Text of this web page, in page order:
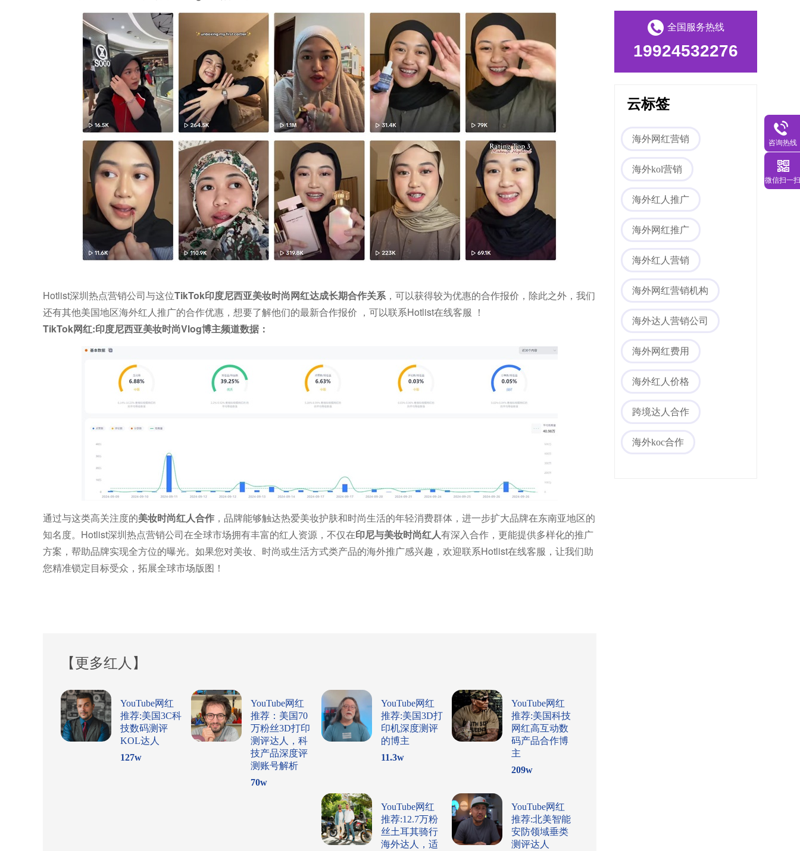
Hotlist深圳热点营销公司与这位TikTok印度尼西亚美妆时尚网红达成长期合作关系，可以获得较为优惠的合作报价，除此之外，我们
还有其他美国地区海外红人推广的合作优惠，想要了解他们的最新合作报价 ，可以联系Hotlist在线客服 ！
TikTok网红:印度尼西亚美妆时尚Vlog博主频道数据：
通过与这类高关注度的美妆时尚红人合作 ，品牌能够触达热爱美妆护肤和时尚生活的年轻消费群体，进一步扩大品牌在东南亚地区的
知名度。Hotlist深圳热点营销公司在全球市场拥有丰富的红人资源，不仅在印尼与美妆时尚红人有深入合作，更能提供多样化的推广
方案，帮助品牌实现全方位的曝光。如果您对美妆、时尚或生活方式类产品的海外推广感兴趣，欢迎联系Hotlist在线客服，让我们助
您精准锁定目标受众，拓展全球市场版图！
【更多红人】
YouTube网红
推荐:美国3C科
技数码测评
KOL达人
127w
YouTube网红
推荐：美国70
万粉丝3D打印
测评达人，科
技产品深度评
测账号解析
70w
YouTube网红
推荐:美国3D打
印机深度测评
的博主
11.3w
YouTube网红
推荐:美国科技
网红高互动数
码产品合作博
主
209w
YouTube网红
推荐:12.7万粉
丝土耳其骑行
海外达人，适
YouTube网红
推荐:北美智能
安防领域垂类
测评达人
海外网红营销
海外社媒代运营
全国服务热线
19924532276
云标签
海外网红营销
海外kol营销
海外红人推广
海外网红推广
海外红人营销
海外网红营销机构
海外达人营销公司
海外网红费用
海外红人价格
跨境达人合作
海外koc合作
咨询热线
微信扫一扫